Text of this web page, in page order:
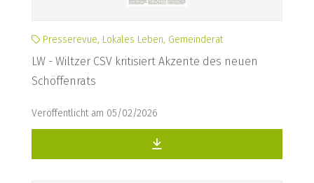
Presserevue, Lokales Leben, Gemeinderat
LW - Wiltzer CSV kritisiert Akzente des neuen
Schöffenrats
Veröffentlicht am 05/02/2026